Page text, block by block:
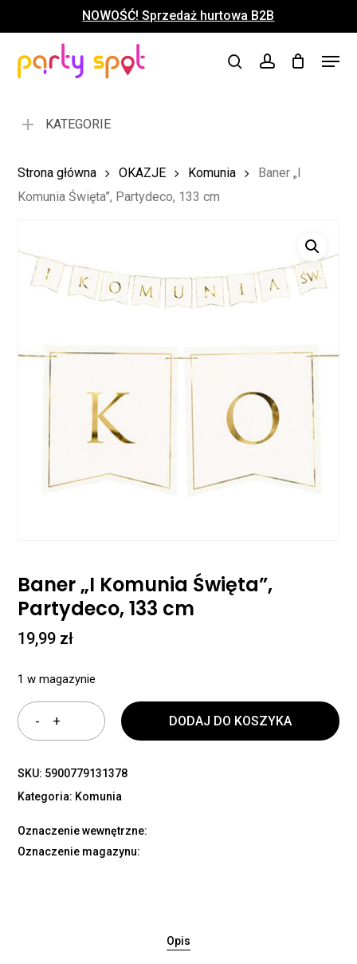
to
content
NOWOŚĆ! Sprzedaż hurtowa B2B
searchaccount
Menu
Koszyk Close
KATEGORIE
Strona główna OKAZJE Komunia
Baner „I
Komunia Święta”, Partydeco, 133 cm
Baner „I Komunia Święta”,
Partydeco, 133 cm
19,99 zł
1 w magazynie
DODAJ DO KOSZYKA
SKU: 5900779131378
Kategoria: Komunia
Oznaczenie wewnętrzne:
Oznaczenie magazynu:
Opis
Menu